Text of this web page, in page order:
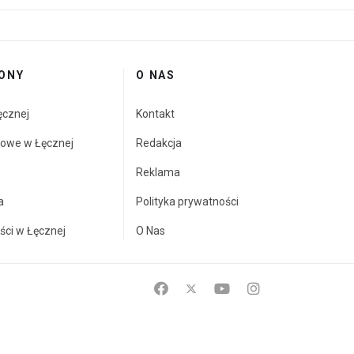
w Łęcznej
w Łęcznej
O NAS
Kontakt
Redakcja
Reklama
Polityka prywatności
O Nas